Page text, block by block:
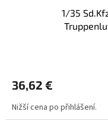
1/35
36,62 €
Nižší cena po přihlášení.